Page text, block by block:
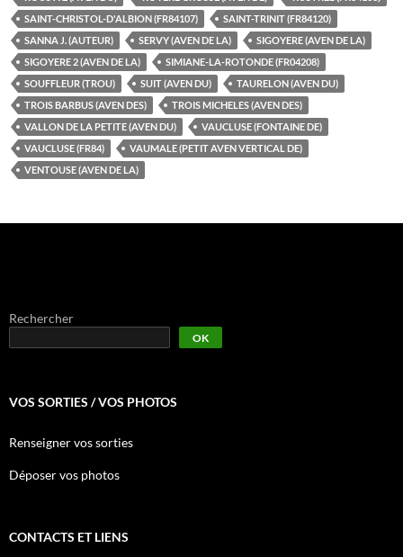
SAINT-CHRISTOL-D'ALBION (FR84107)
SAINT-TRINIT (FR84120)
SANNA J. (AUTEUR)
SERVY (AVEN DE LA)
SIGOYERE (AVEN DE LA)
SIGOYERE 2 (AVEN DE LA)
SIMIANE-LA-ROTONDE (FR04208)
SOUFFLEUR (TROU)
SUIT (AVEN DU)
TAURELON (AVEN DU)
TROIS BARBUS (AVEN DES)
TROIS MICHELES (AVEN DES)
VALLON DE LA PETITE (AVEN DU)
VAUCLUSE (FONTAINE DE)
VAUCLUSE (FR84)
VAUMALE (PETIT AVEN VERTICAL DE)
VENTOUSE (AVEN DE LA)
Rechercher
OK
VOS SORTIES / VOS PHOTOS
Renseigner vos sorties
Déposer vos photos
CONTACTS ET LIENS